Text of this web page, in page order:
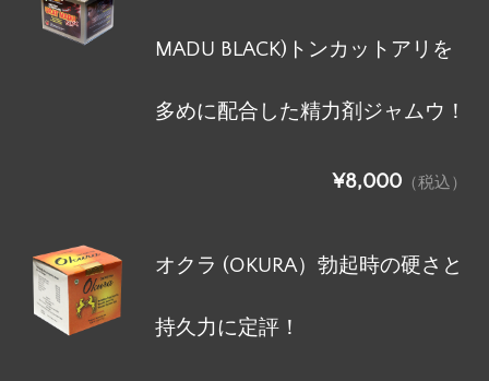
MADU BLACK)トンカットアリを
多めに配合した精力剤ジャムウ！
¥8,000 （税込）
オクラ (OKURA）勃起時の硬さと
持久力に定評！